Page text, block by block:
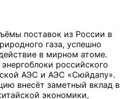
поставок из России в
газа, успешно
в мирном атоме.
российского
АЭС и АЭС «Сюйдапу».
внесёт заметный вклад в
экономики,